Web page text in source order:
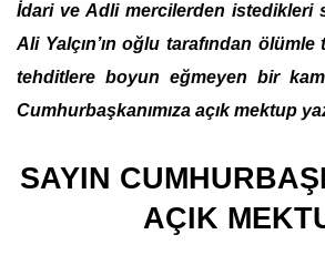
İdari ve Adli mercilerden istedikleri
Ali Yalçın’ın oğlu tarafından
tehditlere boyun eğmeyen bir
Cumhurbaşkanımıza açık mektup
SAYIN
AÇIK